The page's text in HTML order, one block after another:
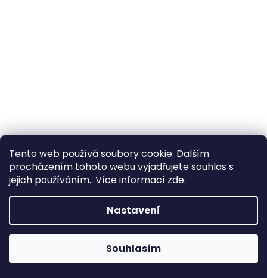
Tento web používá soubory cookie. Dalším
procházením tohoto webu vyjadřujete souhlas s
jejich používáním.. Více informací zde.
Nastavení
Souhlasím
Perlové náušnice 7mm ze žlutého zlata – elegantní
provedení+ krabička a čistící utěrka zdarma
12 450 Kč